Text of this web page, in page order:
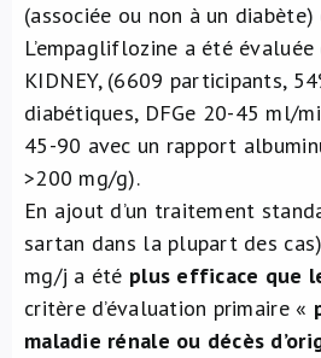
(associée ou non à un
L’empagliflozine a été évaluée
KIDNEY, (6609 participants,
diabétiques, DFGe 20-45 ml/
45-90 avec un rapport
>200 mg/g).
En ajout d’un traitement
sartan dans la plupart des
mg/j a été plus efficace que
critère d’évaluation primaire «
maladie rénale ou décès